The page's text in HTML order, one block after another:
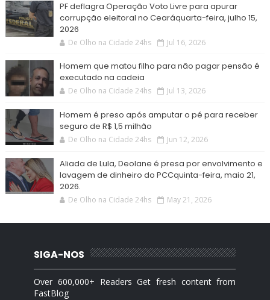
PF deflagra Operação Voto Livre para apurar
corrupção eleitoral no Cearáquarta-feira, julho 15,
2026
De Olho na Cidade 24hs Jul 16, 2026
Homem que matou filho para não pagar pensão é
executado na cadeia
De Olho na Cidade 24hs Jul 13, 2026
Homem é preso após amputar o pé para receber
seguro de R$ 1,5 milhão
De Olho na Cidade 24hs Jun 12, 2026
Aliada de Lula, Deolane é presa por envolvimento e
lavagem de dinheiro do PCCquinta-feira, maio 21,
2026.
De Olho na Cidade 24hs May 21, 2026
SIGA-NOS
Over 600,000+ Readers Get fresh content from
FastBlog